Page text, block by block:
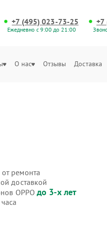
+7 (495) 023-73-25
Ежедневно с 9:00 до 21:00
+7
О нас Отзывы Доставка
ремонта
доставкой
OPPO до 3-х лет